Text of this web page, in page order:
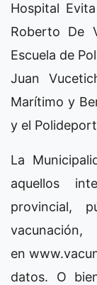
Hospital
Roberto De
Escuela de
Juan
Marítimo y
y el
La
aquellos
provincial,
en
datos. O